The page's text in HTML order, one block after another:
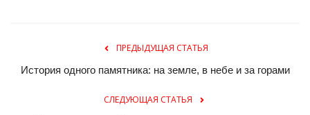
ПРЕДЫДУЩАЯ СТАТЬЯ
История одного памятника: на земле, в небе и за горами
СЛЕДУЮЩАЯ СТАТЬЯ